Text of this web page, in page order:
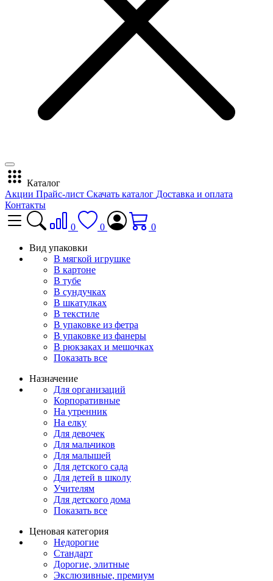
Каталог
Акции Прайс-лист Скачать каталог Доставка и оплата
Контакты
0 0
0
Вид упаковки
В мягкой игрушке
В картоне
В тубе
В сундучках
В шкатулках
В текстиле
В упаковке из фетра
В упаковке из фанеры
В рюкзаках и мешочках
Показать все
Назначение
Для организаций
Корпоративные
На утренник
На елку
Для девочек
Для мальчиков
Для малышей
Для детского сада
Для детей в школу
Учителям
Для детского дома
Показать все
Ценовая категория
Недорогие
Стандарт
Дорогие, элитные
Экслюзивные, премиум